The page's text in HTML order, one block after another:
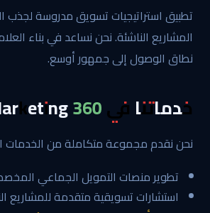
تطبيق استراتيجيات تسويق مدروسة لجذب
المشاريع الناشئة. نحن نساعد في بناء
نطاق الوصول إلى جمهور أوسع.
خدماتنا في 360 Soft Marketing
نحن نقدم مجموعة متكاملة من الخدمات
تطوير منصات التمويل الجماعي
استشارات تسويقية متقدمة للمشاريع